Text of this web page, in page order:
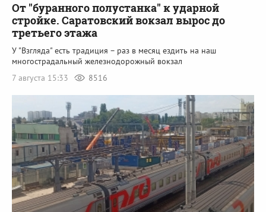
От "буранного полустанка" к ударной
стройке. Саратовский вокзал вырос до
третьего этажа
У "Взгляда" есть традиция – раз в месяц ездить на наш
многострадальный железнодорожный вокзал
7 августа 15:33
8516